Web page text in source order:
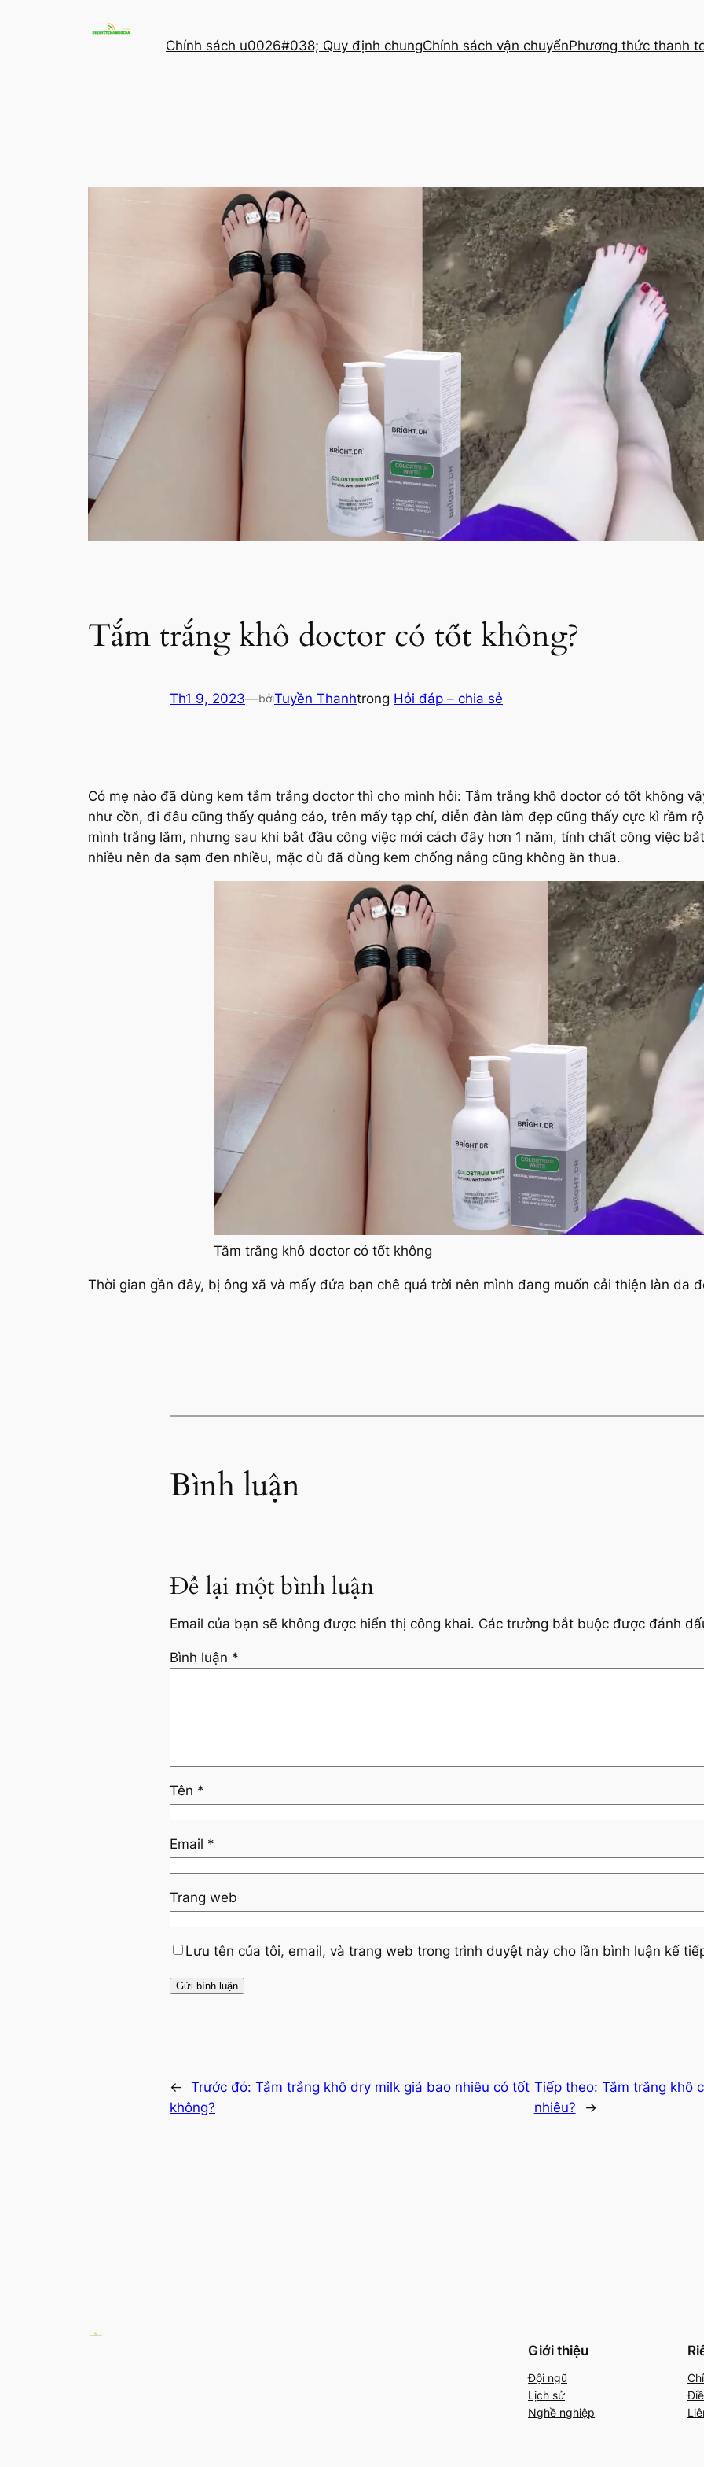
Chính sách u0026#038; Quy định chungChính sách vận chuyểnPhương thức thanh
Tắm trắng khô doctor có tốt không?
Th1 9, 2023—bởiTuyền Thanhtrong Hỏi đáp – chia sẻ
Có mẹ nào đã dùng kem tắm trắng doctor thì cho mình hỏi: Tắm trắng khô doctor có tốt không
như cồn, đi đâu cũng thấy quảng cáo, trên mấy tạp chí, diễn đàn làm đẹp cũng thấy cực kì rầm
mình trắng lắm, nhưng sau khi bắt đầu công việc mới cách đây hơn 1 năm, tính chất công việc
nhiều nên da sạm đen nhiều, mặc dù đã dùng kem chống nắng cũng không ăn thua.
Tắm trắng khô doctor có tốt không
Thời gian gần đây, bị ông xã và mấy đứa bạn chê quá trời nên mình đang muốn cải thiện làn da
Bình luận
Để lại một bình luận
Email của bạn sẽ không được hiển thị công khai. Các trường bắt buộc được đánh
Bình luận *
Tên *
Email *
Trang web
Lưu tên của tôi, email, và trang web trong trình duyệt này cho lần bình luận kế
← Trước đó: Tắm trắng khô dry milk giá bao nhiêu có tốt
không?
Tiếp theo: Tắm trắng khô
nhiêu?
→
Giới thiệu
Đội ngũ
Lịch sử
Nghề nghiệp